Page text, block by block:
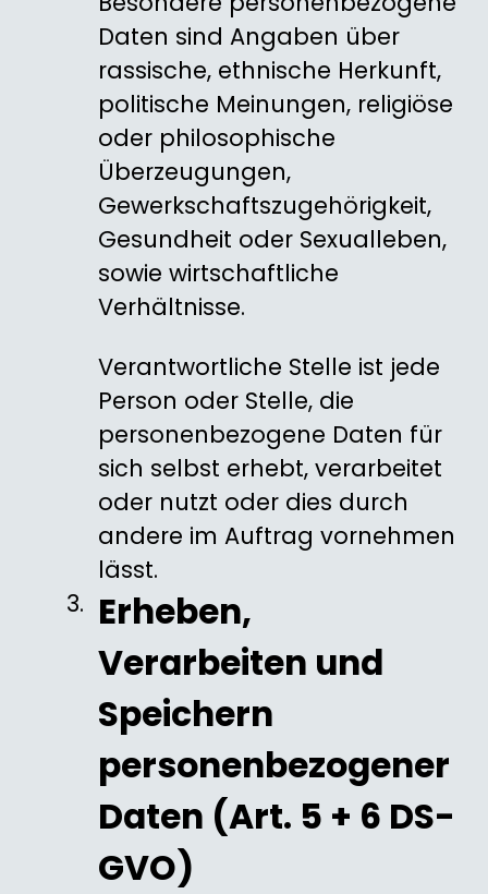
Daten sind Angaben über
rassische, ethnische Herkunft,
politische Meinungen, religiöse
oder philosophische
Überzeugungen,
Gewerkschaftszugehörigkeit,
Gesundheit oder Sexualleben,
sowie wirtschaftliche
Verhältnisse.
Verantwortliche Stelle ist jede
Person oder Stelle, die
personenbezogene Daten für
sich selbst erhebt, verarbeitet
oder nutzt oder dies durch
andere im Auftrag vornehmen
lässt.
Erheben,
Verarbeiten und
Speichern
personenbezogener
Daten (Art. 5 + 6 DS-
GVO)